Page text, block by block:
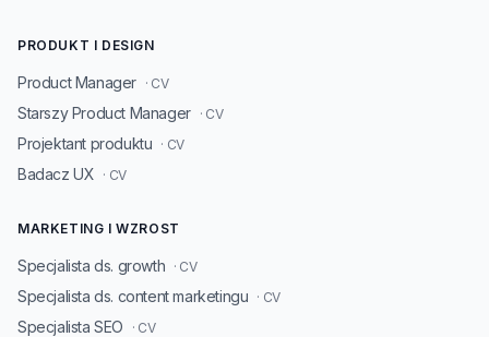
PRODUKT I DESIGN
Product Manager · CV
Starszy Product Manager · CV
Projektant produktu · CV
Badacz UX · CV
MARKETING I WZROST
Specjalista ds. growth · CV
Specjalista ds. content marketingu · CV
Specjalista SEO · CV